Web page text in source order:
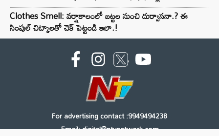
Clothes Smell: వర్షాకాలంలో బట్టల నుంచి దుర్వాసనా.? ఈ
సింపుల్ చిట్కాలతో చెక్ పెట్టండి ఇలా.!
For advertising contact :9949494238
Email: digital@ntvnetwork.com